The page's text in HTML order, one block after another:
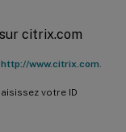
citrix.com
http://www.citrix.com
votre ID